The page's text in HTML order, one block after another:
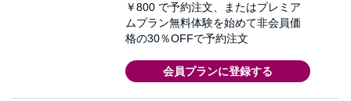
￥800 で予約注文、またはプレミア
ムプラン無料体験を始めて非会員価
格の30％OFFで予約注文
会員プランに登録する